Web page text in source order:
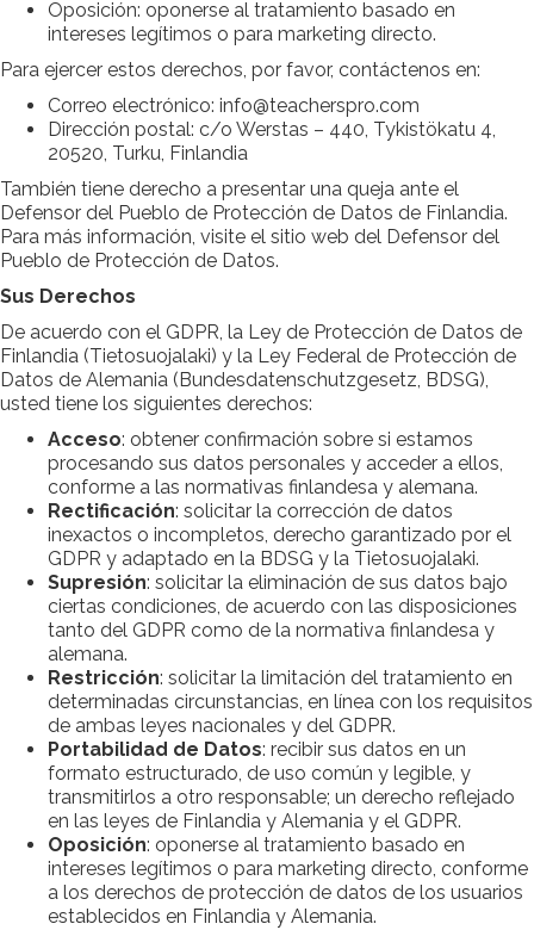
Oposición: oponerse al tratamiento basado en
intereses legítimos o para marketing directo.
Para ejercer estos derechos, por favor, contáctenos en:
Correo electrónico: info@teacherspro.com
Dirección postal: c/o Werstas – 440, Tykistökatu 4,
20520, Turku, Finlandia
También tiene derecho a presentar una queja ante el
Defensor del Pueblo de Protección de Datos de Finlandia.
Para más información, visite el sitio web del Defensor del
Pueblo de Protección de Datos.
Sus Derechos
De acuerdo con el GDPR, la Ley de Protección de Datos de
Finlandia (Tietosuojalaki) y la Ley Federal de Protección de
Datos de Alemania (Bundesdatenschutzgesetz, BDSG),
usted tiene los siguientes derechos:
Acceso: obtener confirmación sobre si estamos
procesando sus datos personales y acceder a ellos,
conforme a las normativas finlandesa y alemana.
Rectificación: solicitar la corrección de datos
inexactos o incompletos, derecho garantizado por el
GDPR y adaptado en la BDSG y la Tietosuojalaki.
Supresión: solicitar la eliminación de sus datos bajo
ciertas condiciones, de acuerdo con las disposiciones
tanto del GDPR como de la normativa finlandesa y
alemana.
Restricción: solicitar la limitación del tratamiento en
determinadas circunstancias, en línea con los requisitos
de ambas leyes nacionales y del GDPR.
Portabilidad de Datos: recibir sus datos en un
formato estructurado, de uso común y legible, y
transmitirlos a otro responsable; un derecho reflejado
en las leyes de Finlandia y Alemania y el GDPR.
Oposición: oponerse al tratamiento basado en
intereses legítimos o para marketing directo, conforme
a los derechos de protección de datos de los usuarios
establecidos en Finlandia y Alemania.